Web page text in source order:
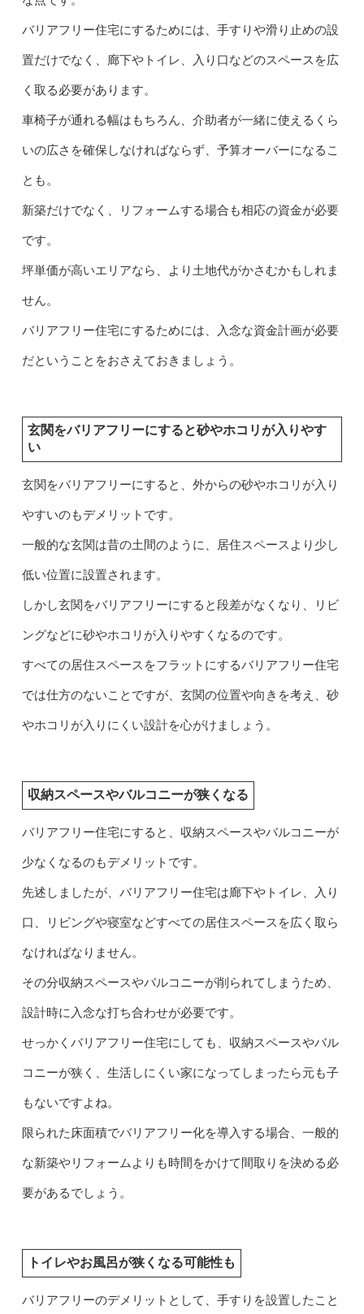
バリアフリー住宅にするためには、手すりや滑り止めの設
置だけでなく、廊下やトイレ、入り口などのスペースを広
く取る必要があります。
車椅子が通れる幅はもちろん、介助者が一緒に使えるくら
いの広さを確保しなければならず、予算オーバーになるこ
とも。
新築だけでなく、リフォームする場合も相応の資金が必要
です。
坪単価が高いエリアなら、より土地代がかさむかもしれま
せん。
バリアフリー住宅にするためには、入念な資金計画が必要
だということをおさえておきましょう。
玄関をバリアフリーにすると砂やホコリが入りやす
い
玄関をバリアフリーにすると、外からの砂やホコリが入り
やすいのもデメリットです。
一般的な玄関は昔の土間のように、居住スペースより少し
低い位置に設置されます。
しかし玄関をバリアフリーにすると段差がなくなり、リビ
ングなどに砂やホコリが入りやすくなるのです。
すべての居住スペースをフラットにするバリアフリー住宅
では仕方のないことですが、玄関の位置や向きを考え、砂
やホコリが入りにくい設計を心がけましょう。
収納スペースやバルコニーが狭くなる
バリアフリー住宅にすると、収納スペースやバルコニーが
少なくなるのもデメリットです。
先述しましたが、バリアフリー住宅は廊下やトイレ、入り
口、リビングや寝室などすべての居住スペースを広く取ら
なければなりません。
その分収納スペースやバルコニーが削られてしまうため、
設計時に入念な打ち合わせが必要です。
せっかくバリアフリー住宅にしても、収納スペースやバル
コニーが狭く、生活しにくい家になってしまったら元も子
もないですよね。
限られた床面積でバリアフリー化を導入する場合、一般的
な新築やリフォームよりも時間をかけて間取りを決める必
要があるでしょう。
トイレやお風呂が狭くなる可能性も
バリアフリーのデメリットとして、手すりを設置したこと